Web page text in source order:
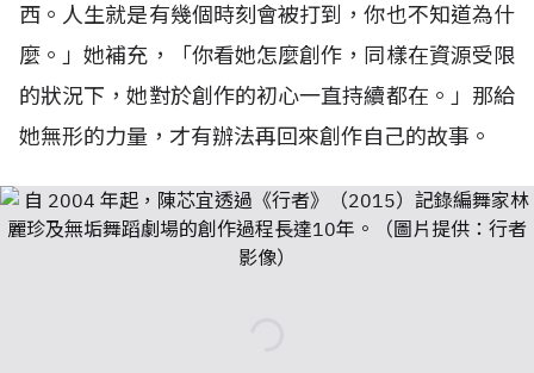
西。人生就是有幾個時刻會被打到，你也不知道為什
麼。」她補充，「你看她怎麼創作，同樣在資源受限
的狀況下，她對於創作的初心一直持續都在。」那給
她無形的力量，才有辦法再回來創作自己的故事。